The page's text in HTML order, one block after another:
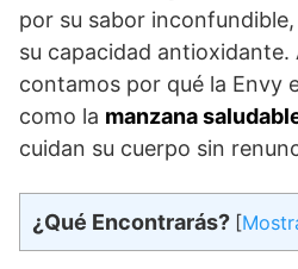
por su sabor
su capacidad
contamos por qué la Envy
como la manzana
cuidan su cuerpo sin
¿Qué Encontrarás? [